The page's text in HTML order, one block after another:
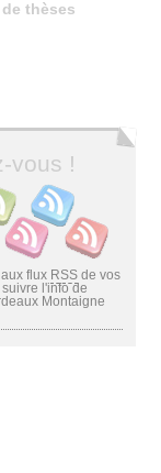
thèses
vous !
flux RSS de vos
l'info de
Montaigne